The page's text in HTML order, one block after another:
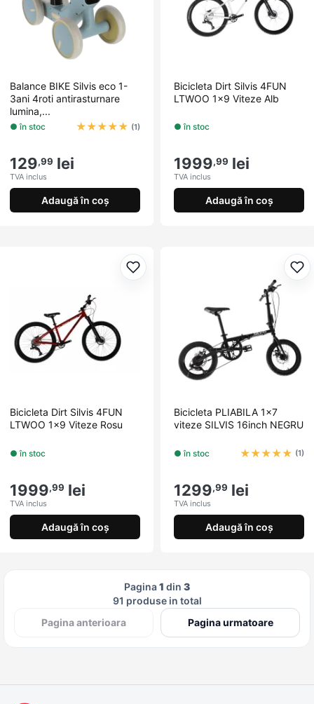
Balance BIKE Silvis eco 1-
3ani 4roti antirasturnare
lumina,...
● în stoc ★★★★★ (1)
129,99 lei
TVA inclus
Adaugă în coș
Bicicleta Dirt Silvis 4FUN
LTWOO 1x9 Viteze Alb
● în stoc
1999,99 lei
TVA inclus
Adaugă în coș
Adaugă la favorite
Bicicleta Dirt Silvis 4FUN
LTWOO 1x9 Viteze Rosu
● în stoc
1999,99 lei
TVA inclus
Adaugă în coș
Bicicleta PLIABILA 1x7
viteze SILVIS 16inch NEGRU
● în stoc ★★★★★ (1)
1299,99 lei
TVA inclus
Adaugă în coș
Pagina1 din 3
91 produse in total
Pagina anterioara
Pagina urmatoare